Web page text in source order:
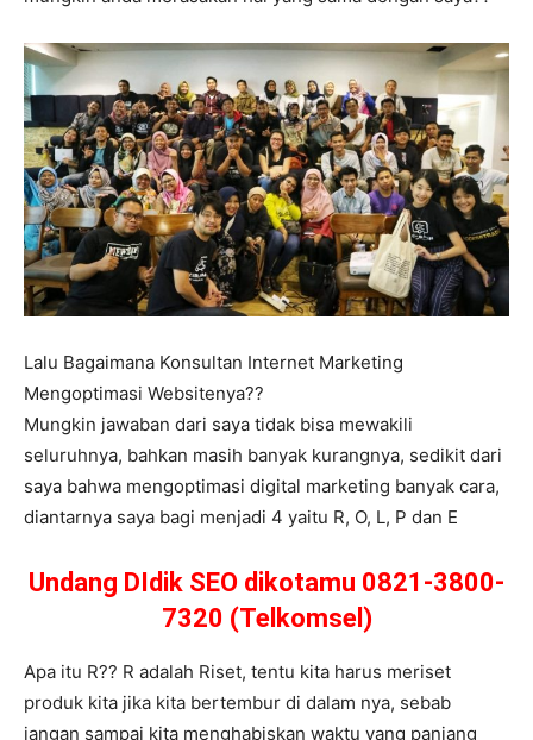
Lalu Bagaimana Konsultan Internet Marketing
Mengoptimasi Websitenya??
Mungkin jawaban dari saya tidak bisa mewakili
seluruhnya, bahkan masih banyak kurangnya, sedikit dari
saya bahwa mengoptimasi digital marketing banyak cara,
diantarnya saya bagi menjadi 4 yaitu R, O, L, P dan E
Undang DIdik SEO dikotamu 0821-3800-
7320 (Telkomsel)
Apa itu R?? R adalah Riset, tentu kita harus meriset
produk kita jika kita bertembur di dalam nya, sebab
jangan sampai kita menghabiskan waktu yang panjang